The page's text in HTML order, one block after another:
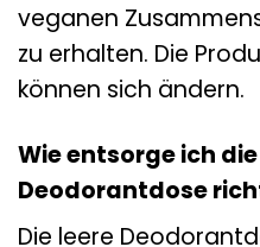
veganen
zu erhalten. Die
können sich ändern.
Wie entsorge ich
Deodorantdose
Die leere